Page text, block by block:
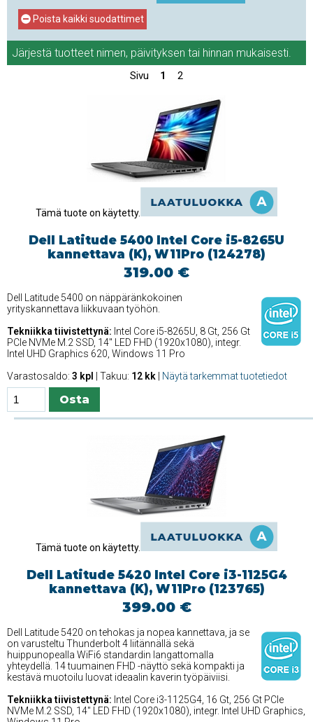
Poista kaikki suodattimet
Järjestä tuotteet nimen, päivityksen tai hinnan mukaisesti.
Sivu 1 2
Tämä tuote on käytetty.
Dell Latitude 5400 Intel Core i5-8265U
kannettava (K), W11Pro (124278)
319.00 €
Dell Latitude 5400 on näppäränkokoinen
yrityskannettava liikkuvaan työhön.
Tekniikka tiivistettynä: Intel Core i5-8265U, 8 Gt, 256 Gt
PCIe NVMe M.2 SSD, 14'' LED FHD (1920x1080), integr.
Intel UHD Graphics 620, Windows 11 Pro
Varastosaldo: 3 kpl | Takuu: 12 kk Näytä tarkemmat tuotetiedot
Tämä tuote on käytetty.
Dell Latitude 5420 Intel Core i3-1125G4
kannettava (K), W11Pro (123765)
399.00 €
Dell Latitude 5420 on tehokas ja nopea kannettava, ja se
on varusteltu Thunderbolt 4 liitännällä sekä
huippunopealla WiFi6 standardin langattomalla
yhteydellä. 14 tuumainen FHD -näyttö sekä kompakti ja
kestävä muotoilu luovat ideaalin kaverin työpäiviisi.
Tekniikka tiivistettynä: Intel Core i3-1125G4, 16 Gt, 256 Gt PCIe
NVMe M.2 SSD, 14'' LED FHD (1920x1080), integr. Intel UHD Graphics,